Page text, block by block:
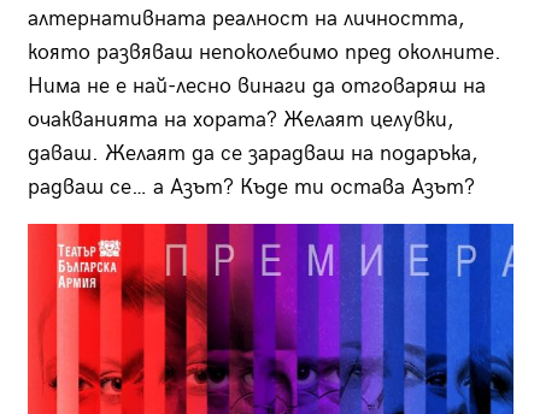
алтернативната реалност на личността,
която развяваш непоколебимо пред околните.
Нима не е най-лесно винаги да отговаряш на
очакванията на хората? Желаят целувки,
даваш. Желаят да се зарадваш на подаръка,
радваш се… а Азът? Къде ти остава Азът?